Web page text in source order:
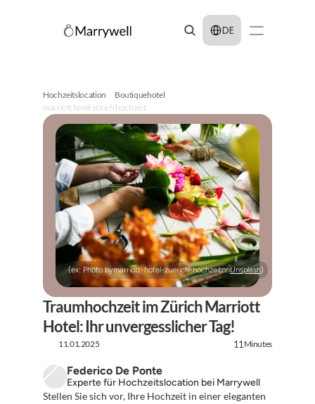
Select Language
DE
Hochzeitslocation
Boutiquehotel
marriott hotel zürich hochzeit
(ex: Photo bymarriott-hotel-zuerich-hochzeitonUnsplash)
Traumhochzeit im Zürich Marriott
Hotel: Ihr unvergesslicher Tag!
11.01.2025 11 Minutes
Federico De Ponte
Experte für Hochzeitslocation bei Marrywell
Stellen Sie sich vor, Ihre Hochzeit in einer eleganten